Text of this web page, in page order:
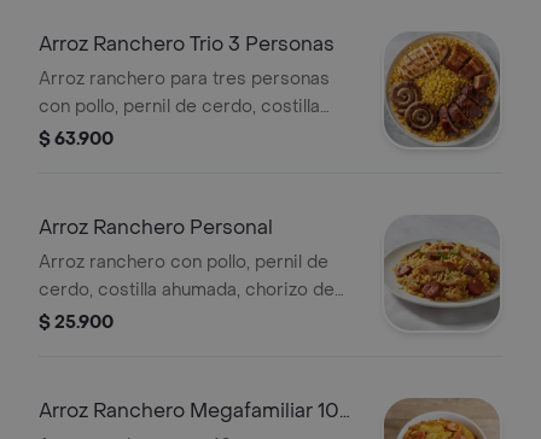
Arroz Ranchero Trio 3 Personas
Arroz ranchero para tres personas
con pollo, pernil de cerdo, costilla
ahumada, chorizo de ternera y maíz.
$ 63.900
Arroz Ranchero Personal
Arroz ranchero con pollo, pernil de
cerdo, costilla ahumada, chorizo de
ternera y maicitos.
$ 25.900
Arroz Ranchero Megafamiliar 10